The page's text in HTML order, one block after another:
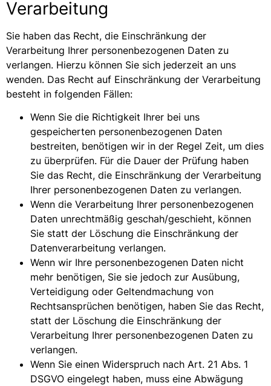
Verarbeitung
Sie haben das Recht, die Einschränkung der
Verarbeitung Ihrer personenbezogenen Daten zu
verlangen. Hierzu können Sie sich jederzeit an uns
wenden. Das Recht auf Einschränkung der Verarbeitung
besteht in folgenden Fällen:
Wenn Sie die Richtigkeit Ihrer bei uns
gespeicherten personenbezogenen Daten
bestreiten, benötigen wir in der Regel Zeit, um dies
zu überprüfen. Für die Dauer der Prüfung haben
Sie das Recht, die Einschränkung der Verarbeitung
Ihrer personenbezogenen Daten zu verlangen.
Wenn die Verarbeitung Ihrer personenbezogenen
Daten unrechtmäßig geschah/geschieht, können
Sie statt der Löschung die Einschränkung der
Datenverarbeitung verlangen.
Wenn wir Ihre personenbezogenen Daten nicht
mehr benötigen, Sie sie jedoch zur Ausübung,
Verteidigung oder Geltendmachung von
Rechtsansprüchen benötigen, haben Sie das Recht,
statt der Löschung die Einschränkung der
Verarbeitung Ihrer personenbezogenen Daten zu
verlangen.
Wenn Sie einen Widerspruch nach Art. 21 Abs. 1
DSGVO eingelegt haben, muss eine Abwägung